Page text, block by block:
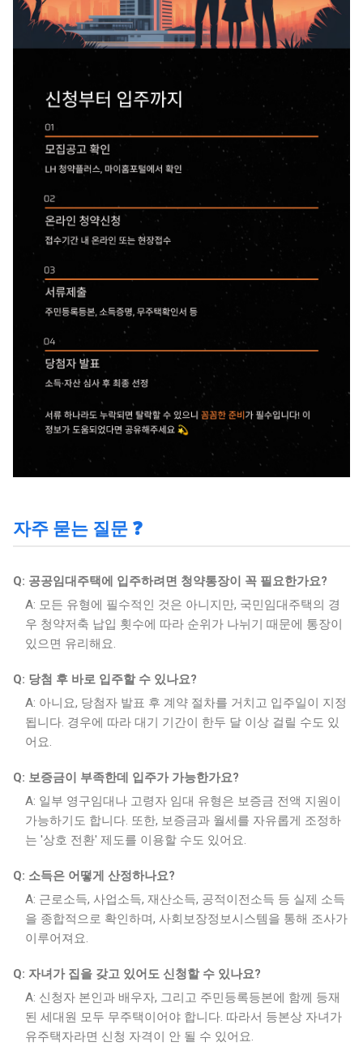
자주 묻는 질문 ❓
Q: 공공임대주택에 입주하려면 청약통장이 꼭 필요한가요?
A: 모든 유형에 필수적인 것은 아니지만, 국민임대주택의 경
우 청약저축 납입 횟수에 따라 순위가 나뉘기 때문에 통장이
있으면 유리해요.
Q: 당첨 후 바로 입주할 수 있나요?
A: 아니요, 당첨자 발표 후 계약 절차를 거치고 입주일이 지정
됩니다. 경우에 따라 대기 기간이 한두 달 이상 걸릴 수도 있
어요.
Q: 보증금이 부족한데 입주가 가능한가요?
A: 일부 영구임대나 고령자 임대 유형은 보증금 전액 지원이
가능하기도 합니다. 또한, 보증금과 월세를 자유롭게 조정하
는 '상호 전환' 제도를 이용할 수도 있어요.
Q: 소득은 어떻게 산정하나요?
A: 근로소득, 사업소득, 재산소득, 공적이전소득 등 실제 소득
을 종합적으로 확인하며, 사회보장정보시스템을 통해 조사가
이루어져요.
Q: 자녀가 집을 갖고 있어도 신청할 수 있나요?
A: 신청자 본인과 배우자, 그리고 주민등록등본에 함께 등재
된 세대원 모두 무주택이어야 합니다. 따라서 등본상 자녀가
유주택자라면 신청 자격이 안 될 수 있어요.